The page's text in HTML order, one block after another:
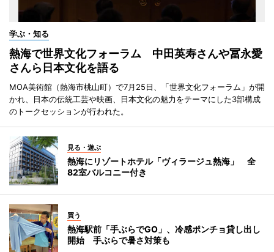
学ぶ・知る
熱海で世界文化フォーラム 中田英寿さんや冨永愛
さんら日本文化を語る
MOA美術館（熱海市桃山町）で7月25日、「世界文化フォーラム」が開
かれ、日本の伝統工芸や映画、日本文化の魅力をテーマにした3部構成
のトークセッションが行われた。
見る・遊ぶ
熱海にリゾートホテル「ヴィラージュ熱海」 全
82室バルコニー付き
買う
熱海駅前「手ぶらでGO」、冷感ポンチョ貸し出し
開始 手ぶらで暑さ対策も